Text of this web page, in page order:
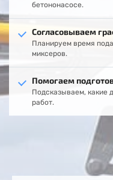
бетононасосе.
Согласовываем
Планируем время
миксеров.
Помогаем
Подсказываем, какие
работ.